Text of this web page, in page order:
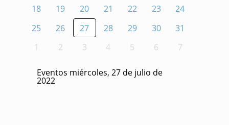
18
19 20 21 22 23
24
25
26 27 28 29 30
31
1
2 3 4 5 6 7
Eventos miércoles, 27 de julio de
2022